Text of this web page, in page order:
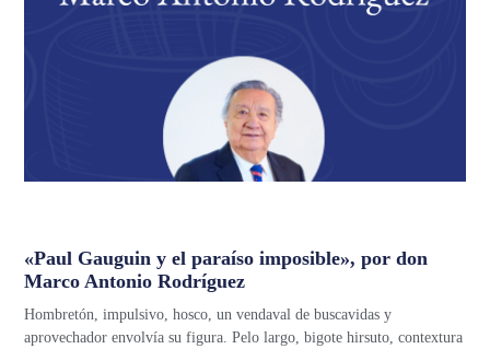
«Paul Gauguin y el paraíso imposible», por don
Marco Antonio Rodríguez
Hombretón, impulsivo, hosco, un vendaval de buscavidas y
aprovechador envolvía su figura. Pelo largo, bigote hirsuto, contextura